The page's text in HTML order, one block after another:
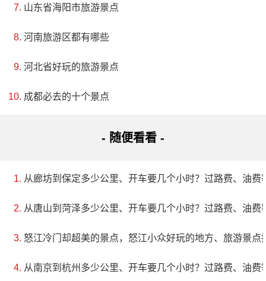
珍稀鸟类的栖息地，同时还有许多稀有植物生长。
4、永欣欢乐谷
电话：15500371122
地址：吉林省通化市东昌区夹皮沟四组
永欣生态旅游服务有限公司打造的生态民俗文化旅游
路、民俗文化、健身娱乐等多种元素，是一个集多种旅
游资源于一体的综合性旅游区。永欣欢乐谷与周边的金
一个新的最大规模的旅游风光带，为通化旅游业增添了
山东省海阳市旅游景点
河南旅游区都有哪些
河北省好玩的旅游景点
成都必去的十个景点
- 随便看看 -
从廊坊到保定多少公里、开车要几个小时？过路费、油费
从唐山到菏泽多少公里、开车要几个小时？过路费、油费
怒江冷门却超美的景点，怒江小众好玩的地方、旅游景点
从南京到杭州多少公里、开车要几个小时？过路费、油费